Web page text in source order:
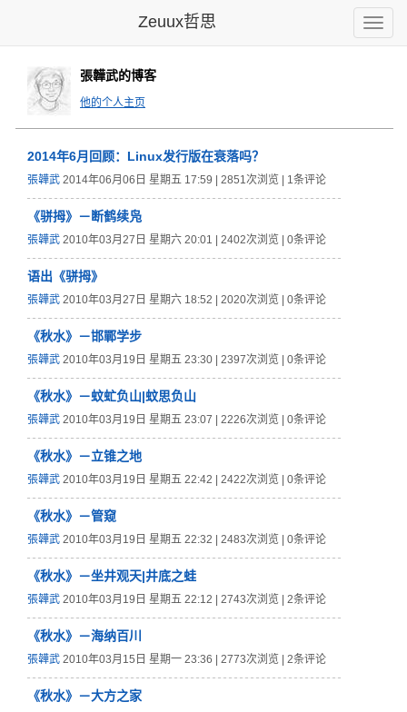
Toggle
Zeuux哲思
張韡武的博客
他的个人主页
2014年6月回顾： Linux发行版在衰落吗？
張韡武 2014年06月06日 星期五 17:59 | 2851次浏览 | 1条评论
《骈拇》－断鹤续凫
張韡武 2010年03月27日 星期六 20:01 | 2402次浏览 | 0条评论
语出《骈拇》
張韡武 2010年03月27日 星期六 18:52 | 2020次浏览 | 0条评论
《秋水》－邯鄲学步
張韡武 2010年03月19日 星期五 23:30 | 2397次浏览 | 0条评论
《秋水》－蚊虻负山|蚊思负山
張韡武 2010年03月19日 星期五 23:07 | 2226次浏览 | 0条评论
《秋水》－立锥之地
張韡武 2010年03月19日 星期五 22:42 | 2422次浏览 | 0条评论
《秋水》－管窥
張韡武 2010年03月19日 星期五 22:32 | 2483次浏览 | 0条评论
《秋水》－坐井观天|井底之蛙
張韡武 2010年03月19日 星期五 22:12 | 2743次浏览 | 2条评论
《秋水》－海纳百川
張韡武 2010年03月15日 星期一 23:36 | 2773次浏览 | 2条评论
《秋水》－大方之家